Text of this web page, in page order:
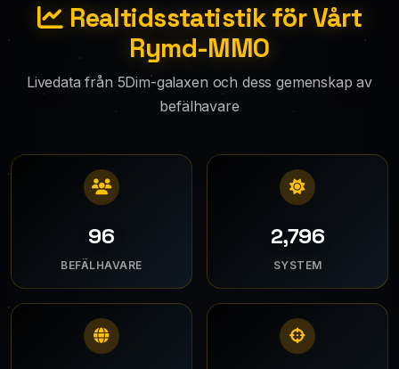
Realtidsstatistik för Vårt
Rymd-MMO
Livedata från 5Dim-galaxen och dess gemenskap av
befälhavare
125
BEFÄLHAVARE
3,643
SYSTEM